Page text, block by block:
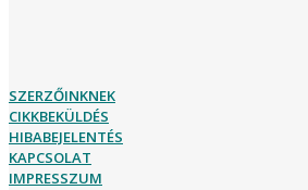
SZERZŐINKNEK
CIKKBEKÜLDÉS
HIBABEJELENTÉS
KAPCSOLAT
IMPRESSZUM